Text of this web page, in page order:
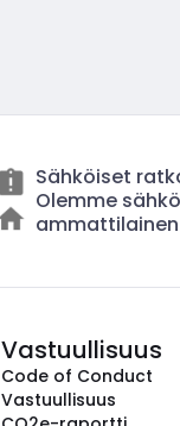
Sähköiset
Olemme
ammattilainen
Vastuullisuus
Code of Conduct
Vastuullisuus